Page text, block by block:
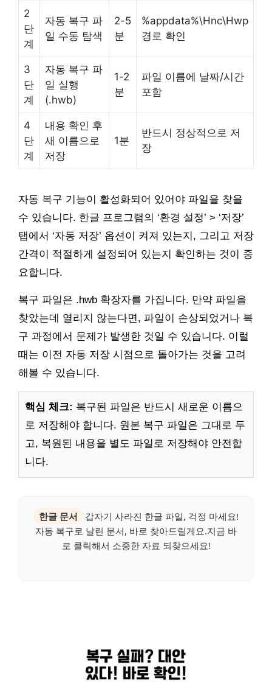
2
단
계
자동 복구 파
일 수동 탐색
2-5
분
%appdata%\Hnc\Hwp
경로 확인
3
단
계
자동 복구 파
일 실행
(.hwb)
1-2
분
파일 이름에 날짜/시간
포함
4
단
계
내용 확인 후
새 이름으로
저장
1분
반드시 정상적으로 저
장
자동 복구 기능이 활성화되어 있어야 파일을 찾을
수 있습니다. 한글 프로그램의 ‘환경 설정’ > ‘저장’
탭에서 ‘자동 저장’ 옵션이 켜져 있는지, 그리고 저장
간격이 적절하게 설정되어 있는지 확인하는 것이 중
요합니다.
복구 파일은 .hwb 확장자를 가집니다. 만약 파일을
찾았는데 열리지 않는다면, 파일이 손상되었거나 복
구 과정에서 문제가 발생한 것일 수 있습니다. 이럴
때는 이전 자동 저장 시점으로 돌아가는 것을 고려
해볼 수 있습니다.
핵심 체크: 복구된 파일은 반드시 새로운 이름으
로 저장해야 합니다. 원본 복구 파일은 그대로 두
고, 복원된 내용을 별도 파일로 저장해야 안전합
니다.
한글 문서
갑자기 사라진 한글 파일, 걱정 마세요!
자동 복구로 날린 문서, 바로 찾아드릴게요.지금 바
로 클릭해서 소중한 자료 되찾으세요!